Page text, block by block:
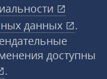
данных
.
доступны
.